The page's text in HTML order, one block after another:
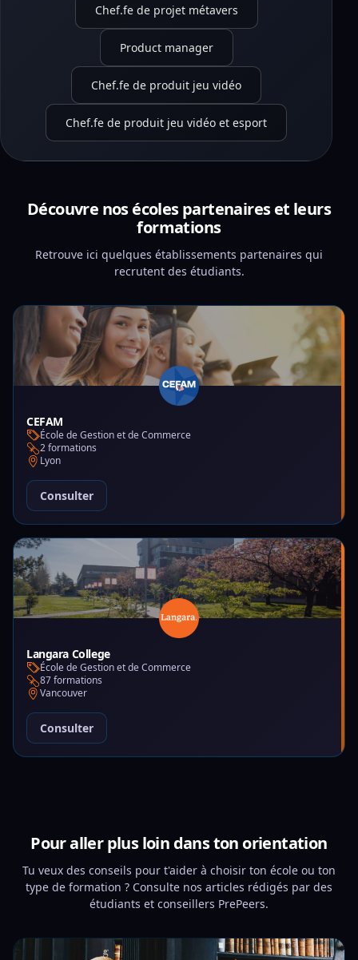
Chef.fe de projet métavers
Product manager
Chef.fe de produit jeu vidéo
Chef.fe de produit jeu vidéo et esport
Découvre nos écoles partenaires et leurs
formations
Retrouve ici quelques établissements partenaires qui
recrutent des étudiants.
CEFAM
École de Gestion et de Commerce
2 formations
Lyon
Consulter
Langara College
École de Gestion et de Commerce
87 formations
Vancouver
Consulter
Pour aller plus loin dans ton orientation
Tu veux des conseils pour t'aider à choisir ton école ou ton
type de formation ? Consulte nos articles rédigés par des
étudiants et conseillers PrePeers.